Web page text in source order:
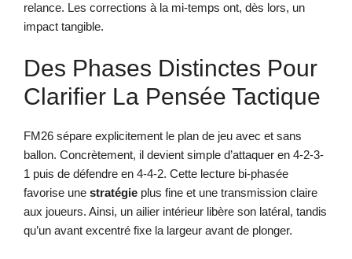
relance. Les corrections à la mi-temps ont, dès lors, un
impact tangible.
Des Phases Distinctes Pour
Clarifier La Pensée Tactique
FM26 sépare explicitement le plan de jeu avec et sans
ballon. Concrètement, il devient simple d’attaquer en 4-2-3-
1 puis de défendre en 4-4-2. Cette lecture bi-phasée
favorise une stratégie plus fine et une transmission claire
aux joueurs. Ainsi, un ailier intérieur libère son latéral, tandis
qu’un avant excentré fixe la largeur avant de plonger.